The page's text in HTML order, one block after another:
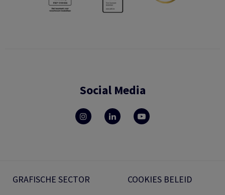
Social Media
GRAFISCHE SECTOR
COOKIES BELEID